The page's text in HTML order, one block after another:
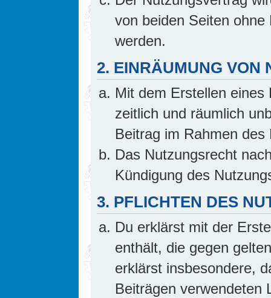
von beiden Seiten
werden.
2. EINRÄUMUNG VON
Mit dem Erstellen
zeitlich und räumlich
Beitrag im Rahmen
Das Nutzungsrecht
Kündigung des
3. PFLICHTEN DES
Du erklärst mit der
enthält, die gegen
erklärst insbesondere,
Beiträgen verwendeten